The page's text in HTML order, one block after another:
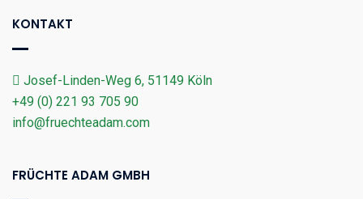
KONTAKT
Josef-Linden-Weg 6, 51149 Köln
+49 (0) 221 93 705 90
info@fruechteadam.com
FRÜCHTE ADAM GMBH